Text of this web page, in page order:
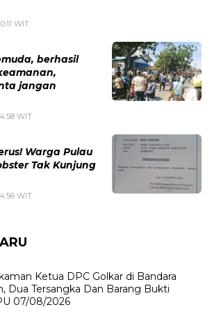
WIT
berhasil
jangan
WIT
Warga Pulau
Tak Kunjung
WIT
Ketua DPC Golkar di Bandara
Dua Tersangka Dan Barang Bukti
07/08/2026